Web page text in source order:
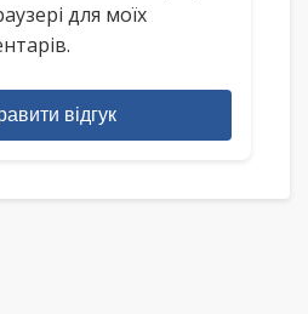
для моїх
відгук